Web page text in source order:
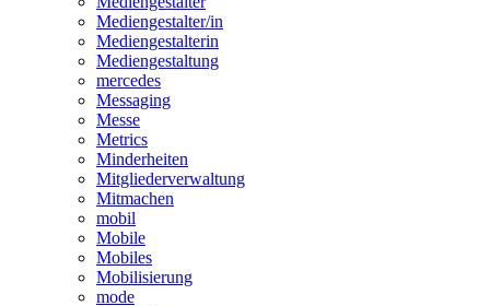
Mediengestalter/in
Mediengestalterin
Mediengestaltung
mercedes
Messaging
Messe
Metrics
Minderheiten
Mitgliederverwaltung
Mitmachen
mobil
Mobile
Mobiles
Mobilisierung
mode